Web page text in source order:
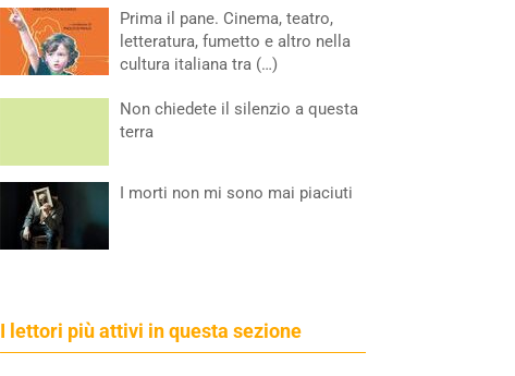
Prima il pane. Cinema, teatro,
letteratura, fumetto e altro nella
cultura italiana tra (…)
Non chiedete il silenzio a questa
terra
I morti non mi sono mai piaciuti
I lettori più attivi in questa sezione